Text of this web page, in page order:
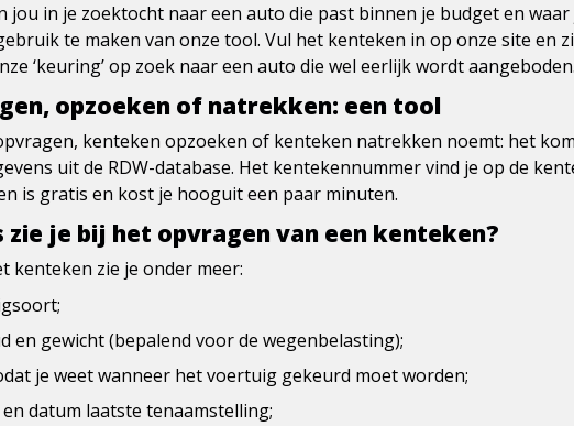
jou in je zoektocht naar een auto die past binnen je budget en
te maken van onze tool. Vul het kenteken in op onze site en
‘keuring’ op zoek naar een auto die wel eerlijk wordt aangeboden.
opzoeken of natrekken: een tool
kenteken opzoeken of kenteken natrekken noemt: het
uit de RDW-database. Het kentekennummer vind je op de
is gratis en kost je hooguit een paar minuten.
zie je bij het opvragen van een kenteken?
kenteken zie je onder meer:
en gewicht (bepalend voor de wegenbelasting);
je weet wanneer het voertuig gekeurd moet worden;
datum laatste tenaamstelling;